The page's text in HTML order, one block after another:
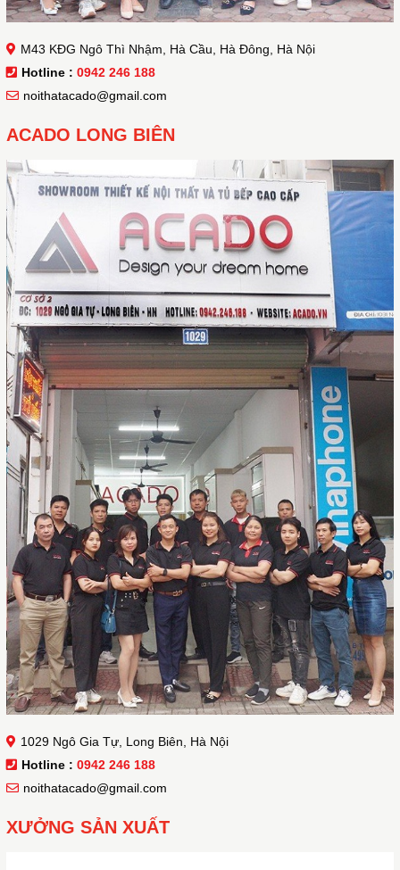
M43 KĐG Ngô Thì Nhậm, Hà Cầu, Hà Đông, Hà Nội
Hotline : 0942 246 188
noithatacado@gmail.com
ACADO LONG BIÊN
1029 Ngô Gia Tự, Long Biên, Hà Nội
Hotline : 0942 246 188
noithatacado@gmail.com
XƯỞNG SẢN XUẤT